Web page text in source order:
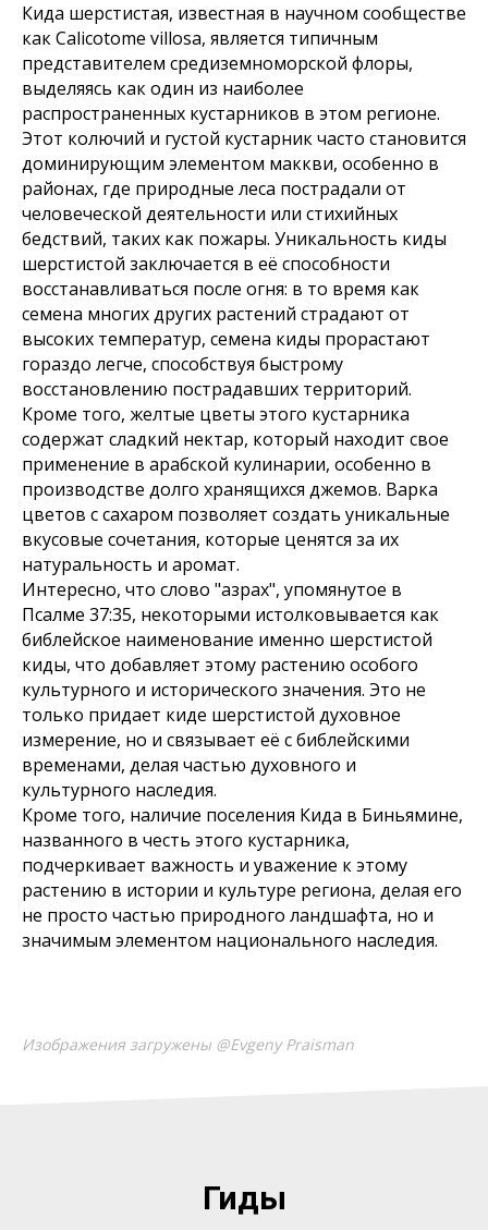
Кида шерстистая, известная в научном сообществе
как Calicotome villosa, является типичным
представителем средиземноморской флоры,
выделяясь как один из наиболее
распространенных кустарников в этом регионе.
Этот колючий и густой кустарник часто становится
доминирующим элементом маккви, особенно в
районах, где природные леса пострадали от
человеческой деятельности или стихийных
бедствий, таких как пожары. Уникальность киды
шерстистой заключается в её способности
восстанавливаться после огня: в то время как
семена многих других растений страдают от
высоких температур, семена киды прорастают
гораздо легче, способствуя быстрому
восстановлению пострадавших территорий.
Кроме того, желтые цветы этого кустарника
содержат сладкий нектар, который находит свое
применение в арабской кулинарии, особенно в
производстве долго хранящихся джемов. Варка
цветов с сахаром позволяет создать уникальные
вкусовые сочетания, которые ценятся за их
натуральность и аромат.
Интересно, что слово "азрах", упомянутое в
Псалме 37:35, некоторыми истолковывается как
библейское наименование именно шерстистой
киды, что добавляет этому растению особого
культурного и исторического значения. Это не
только придает киде шерстистой духовное
измерение, но и связывает её с библейскими
временами, делая частью духовного и
культурного наследия.
Кроме того, наличие поселения Кида в Биньямине,
названного в честь этого кустарника,
подчеркивает важность и уважение к этому
растению в истории и культуре региона, делая его
не просто частью природного ландшафта, но и
значимым элементом национального наследия.
Изображения загружены @Evgeny Praisman
Гиды